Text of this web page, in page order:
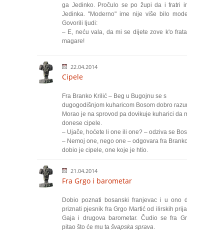
ga Jedinko. Pročulo se po župi da i fratri imaju
Jedinka. "Moderno" ime nije više bilo moderno.
Govorili ljudi:
– E, neću vala, da mi se dijete zove k'o fratarsko
magare!
22.04.2014
Cipele
Fra Branko Krilić – Beg u Bugojnu se s
dugogodišnjom kuharicom Bosom dobro razumio.
Morao je na sprovod pa dovikuje kuharici da mu
donese cipele.
– Ujače, hoćete li one ili one? – odziva se Bosa.
– Nemoj one, nego one – odgovara fra Branko. I
dobio je cipele, one koje je htio.
21.04.2014
Fra Grgo i barometar
Dobio poznati bosanski franjevac i u ono doba
priznati pjesnik fra Grgo Martić od ilirskih prijatelja
Gaja i drugova barometar. Čudio se fra Grgo i
pitao što će mu ta švapska sprava.